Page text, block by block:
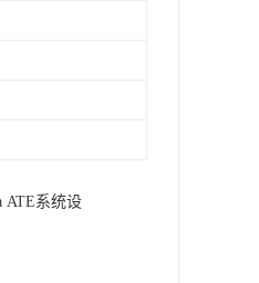
ATE系统设